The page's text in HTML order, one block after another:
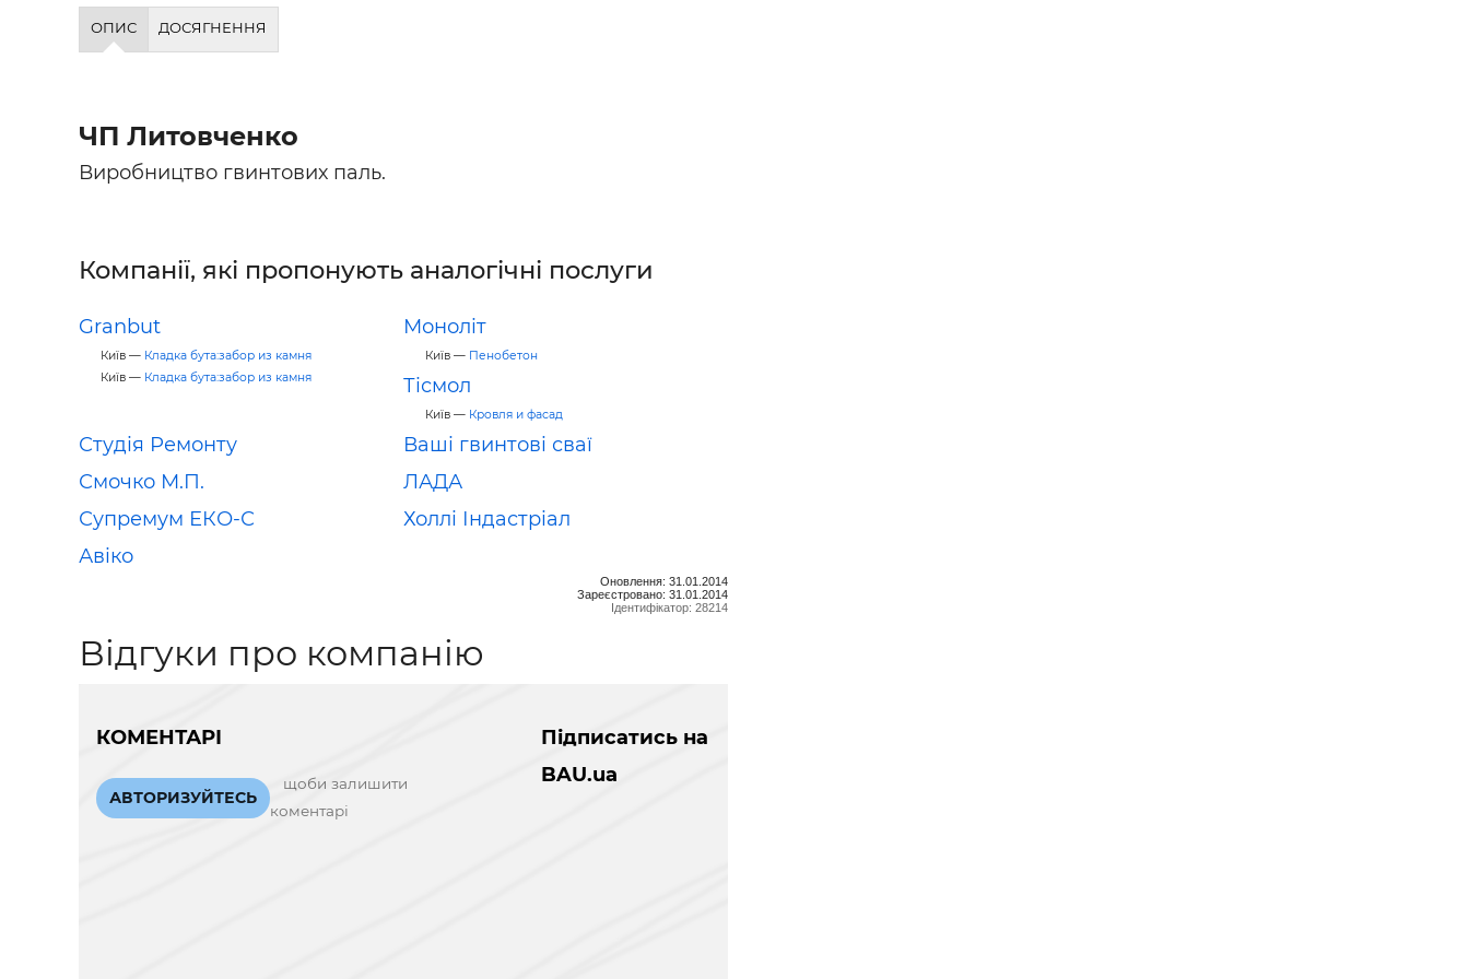
ОПИС ДОСЯГНЕННЯ
ЧП Литовченко
Виробництво гвинтових паль.
Компанії, які пропонують аналогічні послуги
Granbut
Київ — Кладка бута:забор из камня
Київ — Кладка бута:забор из камня
Моноліт
Київ — Пенобетон
Тісмол
Київ — Кровля и фасад
Студія Ремонту
Ваші гвинтові сваї
Смочко М.П.
ЛАДА
Супремум ЕКО-С
Холлі Індастріал
Авіко
Оновлення: 31.01.2014
Зареєстровано: 31.01.2014
Ідентифікатор: 28214
Відгуки про компанію
КОМЕНТАРІ
АВТОРИЗУЙТЕСЬ
щоби залишити
коментарі
Підписатись на
BAU.ua